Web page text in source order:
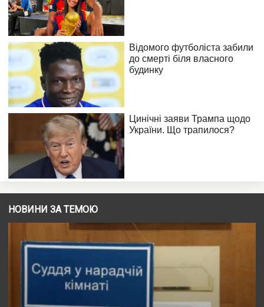
НОВИНИ ЗА ТЕМОЮ